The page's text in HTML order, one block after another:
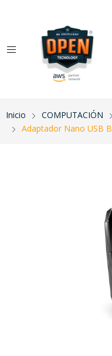
Inicio COMPUTACIÓN
Adaptador Nano USB